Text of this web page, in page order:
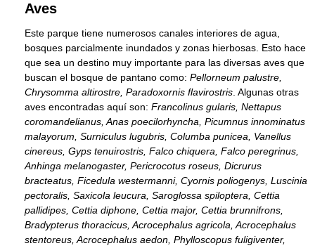
Aves
Este parque tiene numerosos canales interiores de agua,
bosques parcialmente inundados y zonas hierbosas. Esto hace
que sea un destino muy importante para las diversas aves que
buscan el bosque de pantano como: Pellorneum palustre,
Chrysomma altirostre, Paradoxornis flavirostris . Algunas otras
aves encontradas aquí son: Francolinus gularis, Nettapus
coromandelianus, Anas poecilorhyncha, Picumnus innominatus
malayorum, Surniculus lugubris, Columba punicea, Vanellus
cinereus, Gyps tenuirostris, Falco chiquera, Falco peregrinus,
Anhinga melanogaster, Pericrocotus roseus, Dicrurus
bracteatus, Ficedula westermanni, Cyornis poliogenys, Luscinia
pectoralis, Saxicola leucura, Saroglossa spiloptera, Cettia
pallidipes, Cettia diphone, Cettia major, Cettia brunnifrons,
Bradypterus thoracicus, Acrocephalus agricola, Acrocephalus
stentoreus, Acrocephalus aedon, Phylloscopus fuligiventer,